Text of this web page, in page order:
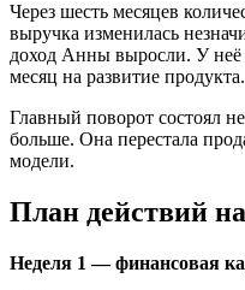
Через шесть месяцев
выручка изменилась
доход Анны выросли. У неё
месяц на развитие продукта.
Главный поворот состоял
больше. Она перестала
модели.
План действий
Неделя 1 — финансовая